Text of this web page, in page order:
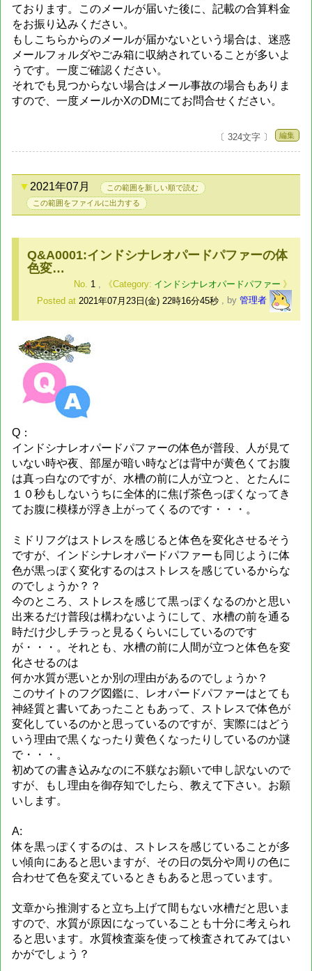
ております。このメールが届いた後に、記載の合算料金
をお振り込みください。
もしこちらからのメールが届かないという場合は、迷惑
メールフォルダやごみ箱に収納されていることが多いよ
うです。一度ご確認ください。
それでも見つからない場合はメール事故の場合もありま
すので、一度メールかXのDMにてお問合せください。
〔 324文字 〕 編集
2021年07月
この範囲を新しい順で読む
この範囲をファイルに出力する
Q&A0001:インドシナレオパードパファーの体
色変…
No. 1 ,
インドシナレオパードパファー
Posted at 2021年07月23日(金) 22時16分45秒 , by 管理者
Q：
インドシナレオパードパファーの体色が普段、人が見て
いない時や夜、部屋が暗い時などは背中が黄色くてお腹
は真っ白なのですが、水槽の前に人が立つと、とたんに
１０秒もしないうちに全体的に焦げ茶色っぽくなってき
てお腹に模様が浮き上がってくるのです・・・。
ミドリフグはストレスを感じると体色を変化させるそう
ですが、インドシナレオパードパファーも同じように体
色が黒っぽく変化するのはストレスを感じているからな
のでしょうか？？
今のところ、ストレスを感じて黒っぽくなるのかと思い
出来るだけ普段は構わないようにして、水槽の前を通る
時だけ少しチラっと見るくらいにしているのです
が・・・。それとも、水槽の前に人間が立つと体色を変
化させるのは
何か水質が悪いとか別の理由があるのでしょうか？
このサイトのフグ図鑑に、レオパードパファーはとても
神経質と書いてあったこともあって、ストレスで体色が
変化しているのかと思っているのですが、実際にはどう
いう理由で黒くなったり黄色くなったりしているのか謎
で・・・。
初めての書き込みなのに不躾なお願いで申し訳ないので
すが、もし理由を御存知でしたら、教えて下さい。お願
いします。
A:
体を黒っぽくするのは、ストレスを感じていることが多
い傾向にあると思いますが、その日の気分や周りの色に
合わせて色を変えているときもあると思っています。
文章から推測すると立ち上げて間もない水槽だと思いま
すので、水質が原因になっていることも十分に考えられ
ると思います。水質検査薬を使って検査されてみてはい
かがでしょう？